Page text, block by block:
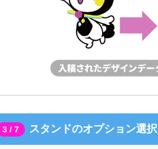
3 / 7 スタンドのオプション選択